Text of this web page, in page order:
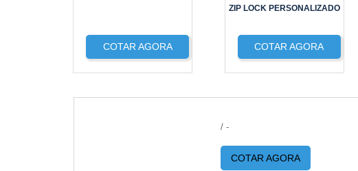
COTAR AGORA
ZIP LOCK PERSONALIZADO
COTAR AGORA
/ -
COTAR AGORA